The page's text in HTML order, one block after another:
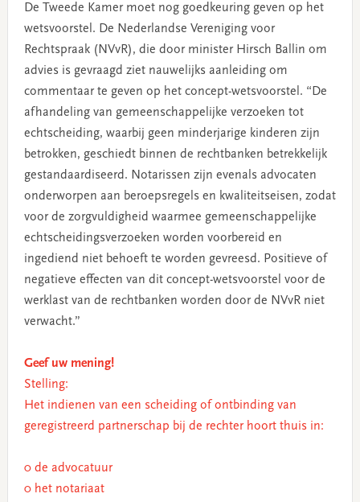
De Tweede Kamer moet nog goedkeuring geven op het
wetsvoorstel. De Nederlandse Vereniging voor
Rechtspraak (NVvR), die door minister Hirsch Ballin om
advies is gevraagd ziet nauwelijks aanleiding om
commentaar te geven op het concept-wetsvoorstel. “De
afhandeling van gemeenschappelijke verzoeken tot
echtscheiding, waarbij geen minderjarige kinderen zijn
betrokken, geschiedt binnen de rechtbanken betrekkelijk
gestandaardiseerd. Notarissen zijn evenals advocaten
onderworpen aan beroepsregels en kwaliteitseisen, zodat
voor de zorgvuldigheid waarmee gemeenschappelijke
echtscheidingsverzoeken worden voorbereid en
ingediend niet behoeft te worden gevreesd. Positieve of
negatieve effecten van dit concept-wetsvoorstel voor de
werklast van de rechtbanken worden door de NVvR niet
verwacht.”
Geef uw mening!
Stelling:
Het indienen van een scheiding of ontbinding van
geregistreerd partnerschap bij de rechter hoort thuis in:
0 de advocatuur
0 het notariaat